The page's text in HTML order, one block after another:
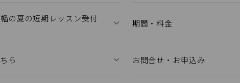
の夏の短期レッスン受付
期間・料金
ら お問合せ・お申込み